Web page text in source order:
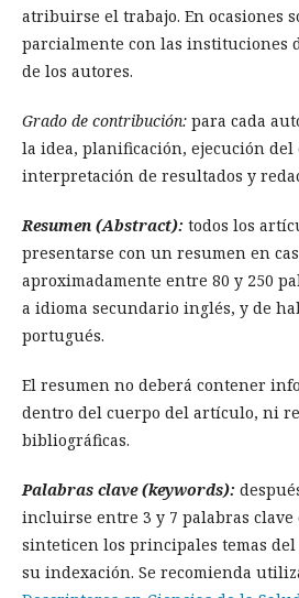
atribuirse el trabajo. En ocasiones
parcialmente con las instituciones
de los autores.
Grado de contribución: para cada
la idea, planificación, ejecución del
interpretación de resultados y
Resumen (Abstract): todos los
presentarse con un resumen en
aproximadamente entre 80 y 250
a idioma secundario inglés, y de
portugués.
El resumen no deberá contener
dentro del cuerpo del artículo, ni
bibliográficas.
Palabras clave (keywords):
incluirse entre 3 y 7 palabras clave
sinteticen los principales temas
su indexación. Se recomienda